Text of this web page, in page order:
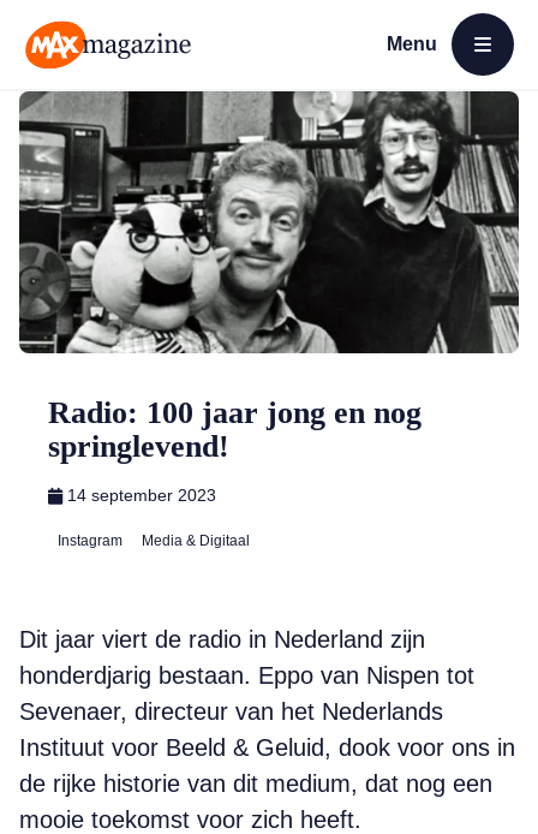
Menu
Open menu
Radio: 100 jaar jong en nog
springlevend!
14 september 2023
Instagram Media & Digitaal
Dit jaar viert de radio in Nederland zijn
honderdjarig bestaan. Eppo van Nispen tot
Sevenaer, directeur van het Nederlands
Instituut voor Beeld & Geluid, dook voor ons in
de rijke historie van dit medium, dat nog een
mooie toekomst voor zich heeft.